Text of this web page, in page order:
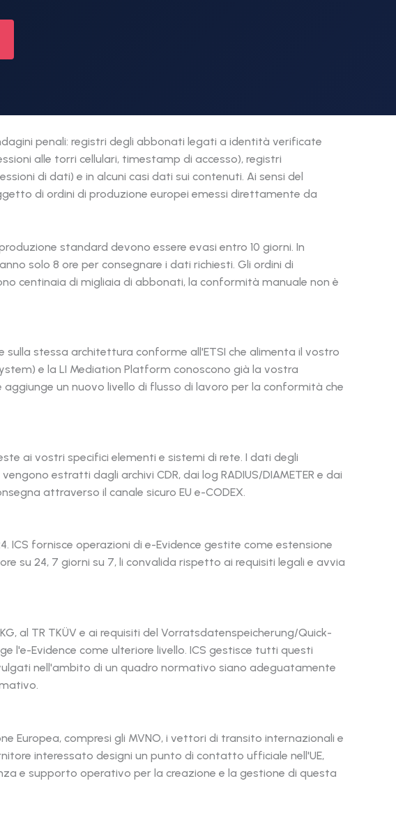
penali: registri degli abbonati legati a identità verificate
alle torri cellulari, timestamp di accesso), registri
di dati) e in alcuni casi dati sui contenuti. Ai sensi del
di ordini di produzione europei emessi direttamente da
standard devono essere evasi entro 10 giorni. In
solo 8 ore per consegnare i dati richiesti. Gli ordini di
centinaia di migliaia di abbonati, la conformità manuale non è
stessa architettura conforme all'ETSI che alimenta il vostro
e la LI Mediation Platform conoscono già la vostra
un nuovo livello di flusso di lavoro per la conformità che
ai vostri specifici elementi e sistemi di rete. I dati degli
estratti dagli archivi CDR, dai log RADIUS/DIAMETER e dai
attraverso il canale sicuro EU e-CODEX.
ICS fornisce operazioni di e-Evidence gestite come estensione
su 24, 7 giorni su 7, li convalida rispetto ai requisiti legali e avvia
al TR TKÜV e ai requisiti del Vorratsdatenspeicherung/Quick-
l'e-Evidence come ulteriore livello. ICS gestisce tutti questi
nell'ambito di un quadro normativo siano adeguatamente
Europea, compresi gli MVNO, i vettori di transito internazionali e
interessato designi un punto di contatto ufficiale nell'UE,
e supporto operativo per la creazione e la gestione di questa
Chinese